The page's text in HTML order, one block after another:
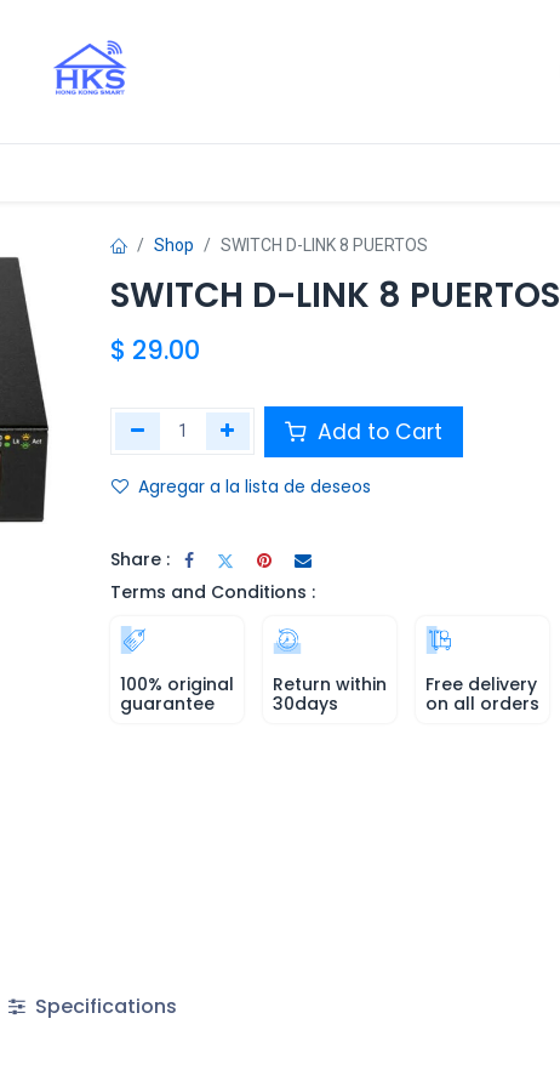
Shop SWITCH D-LINK 8 PUERTOS
SWITCH D-LINK 8 PUERTOS
$ 29.00
Add to Cart
Agregar a la lista de deseos
Share :
Terms and Conditions :
100% original
guarantee
Return within
30days
Free delivery
on all orders
Specifications